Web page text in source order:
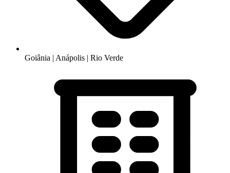
Goiânia | Anápolis | Rio Verde